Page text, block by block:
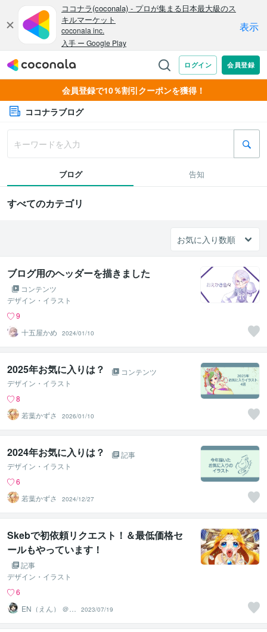
会員登録で10％割引クーポンを獲得！
ココナラブログ
ブログ 告知
すべてのカテゴリ
ブログ用のヘッダーを描きました
コンテンツ
デザイン・イラスト
9
十五屋かめ
2024/01/10
2025年お気に入りは？
コンテンツ
デザイン・イラスト
8
若葉かずさ
2026/01/10
2024年お気に入りは？
記事
デザイン・イラスト
6
若葉かずさ
2024/12/27
Skebで初依頼リクエスト！＆最低価格セ
ールもやっています！
記事
デザイン・イラスト
6
EN（えん） ＠イ
ラストレーター
2023/07/19